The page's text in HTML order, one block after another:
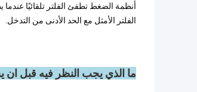
أنظمة الضغط تطفئ الفلتر تلقائيًا
الفلتر الأمثل مع الحد الأدنى من التدخل.
ما الذي يجب النظر فيه قبل ان